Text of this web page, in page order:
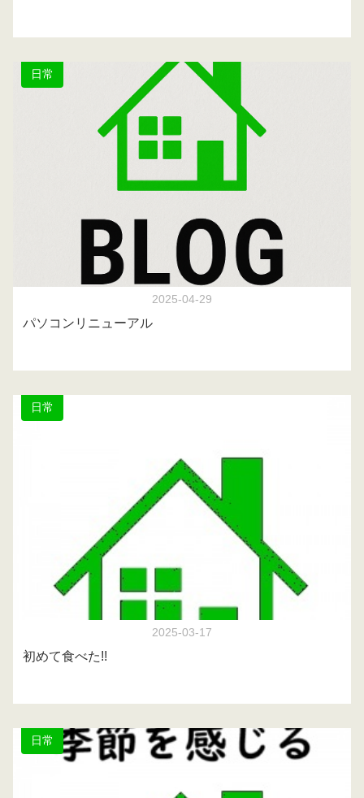
日常
2025-04-29
パソコンリニューアル
日常
2025-03-17
初めて食べた!!
日常